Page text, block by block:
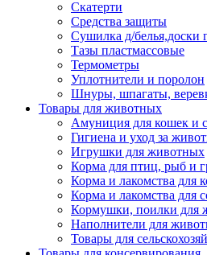
Скатерти
Средства защиты
Сушилка д/белья,доски
Тазы пластмассовые
Термометры
Уплотнители и поролон
Шнуры, шпагаты,
Товары для животных
Амуниция для кошек и
Гигиена и уход за
Игрушки для животных
Корма для птиц, рыб и
Корма и лакомства для
Корма и лакомства для
Кормушки, поилки для
Наполнители для
Товары для